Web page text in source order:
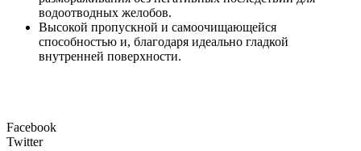
водоотводных желобов.
Высокой пропускной и самоочищающейся
способностью и, благодаря идеально гладкой
внутренней поверхности.
Facebook
Twitter